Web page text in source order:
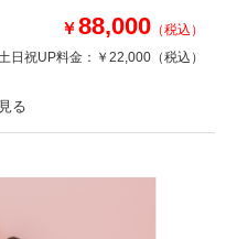
5月22日
￥88,000 （税込）
土日祝UP料金： ￥22,000 （税込）